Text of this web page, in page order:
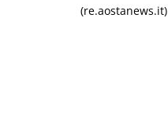
(re.aostanews.it)